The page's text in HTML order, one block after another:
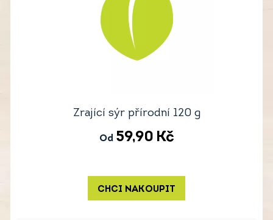
Zrající sýr přírodní 120 g
Od 59,90 Kč
CHCI NAKOUPIT